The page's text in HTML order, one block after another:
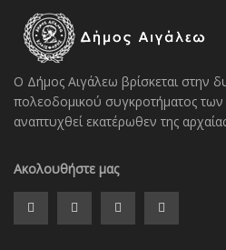
Ο Δήμος Αιγάλεω βρίσκεται στην
πολεοδομικού συγκροτήματος των
αναπτυχθεί εκατέρωθεν της
Ακολουθήστε μας